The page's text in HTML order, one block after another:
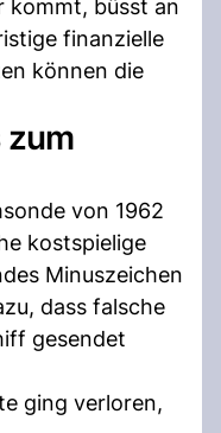
kommt, büsst an
finanzielle
können die
zum
von 1962
kostspielige
Minuszeichen
dass falsche
gesendet
ging verloren,